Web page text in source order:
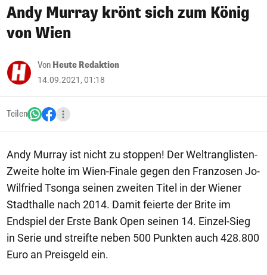
Andy Murray krönt sich zum König
von Wien
Von Heute Redaktion
14.09.2021, 01:18
Teilen
Andy Murray ist nicht zu stoppen! Der Weltranglisten-
Zweite holte im Wien-Finale gegen den Franzosen Jo-
Wilfried Tsonga seinen zweiten Titel in der Wiener
Stadthalle nach 2014. Damit feierte der Brite im
Endspiel der Erste Bank Open seinen 14. Einzel-Sieg
in Serie und streifte neben 500 Punkten auch 428.800
Euro an Preisgeld ein.